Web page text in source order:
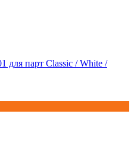
для парт Classic / White /